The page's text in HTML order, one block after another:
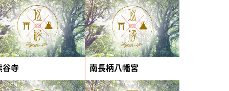
谷寺 南長柄八幡宮